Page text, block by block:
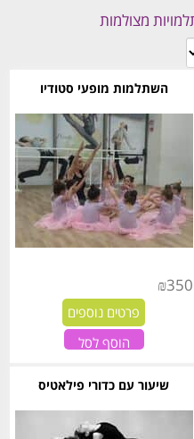
ובה סרטוני וידאו, חומר כתוב ובחלקן
מצולמות
השתלמות מופעי סטודיו
₪350
פרטים נוספים
הוסף לסל
שיעור עם כדורי פילאטיס